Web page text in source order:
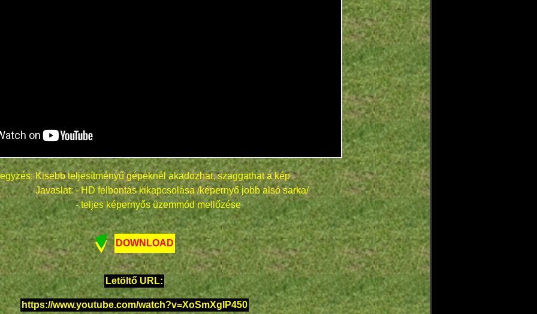
Kisebb teljesítményű gépeknél akadozhat, szaggathat a kép
Javaslat: - HD felbontás kikapcsolása /képernyő jobb alsó sarka/
- teljes képernyős üzemmód mellőzése
DOWNLOAD
Letöltő URL:
https://www.youtube.com/watch?v=XoSmXgIP450